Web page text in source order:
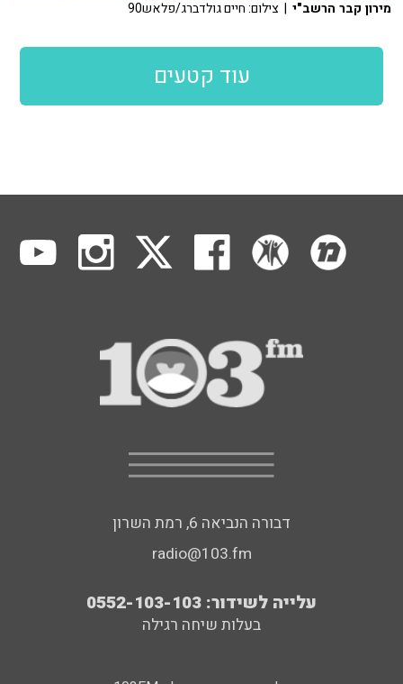
מירון קבר הרשב"י | צילום: חיים גולדברג/פלאש90
עוד קטעים
דבורה הנביאה 6, רמת השרון
radio@103.fm
עלייה לשידור: 0552-103-103
בעלות שיחה רגילה